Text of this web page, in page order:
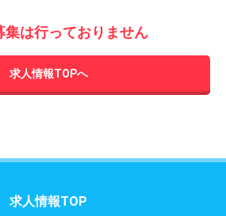
集は行っておりません
求人情報TOPへ
求人情報TOP